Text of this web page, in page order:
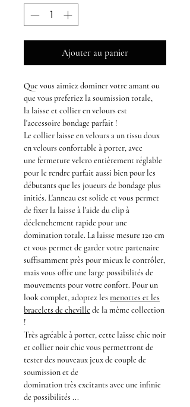
Ajouter au panier
Que vous aimiez dominer votre amant ou
que vous preferiez la soumission totale,
la laisse et collier en velours est
l'accessoire bondage parfait !
Le collier laisse en velours a un tissu doux
en velours confortable à porter, avec
une fermeture velcro entièrement réglable
pour le rendre parfait aussi bien pour les
débutants que les joueurs de bondage plus
initiés. L'anneau est solide et vous permet
de fixer la laisse à l'aide du clip à
déclenchement rapide pour une
domination totale. La laisse mesure 120 cm
et vous permet de garder votre partenaire
suffisamment près pour mieux le contrôler,
mais vous offre une large possibilités de
mouvements pour votre confort. Pour un
look complet, adoptez les menottes et les
bracelets de cheville de la même collection
!
Très agréable à porter, cette laisse chic noir
et collier noir chic vous permettront de
tester des nouveauxjeux de couple de
soumission et de
dominationtrès excitants avec une infinie
de possibilités ...